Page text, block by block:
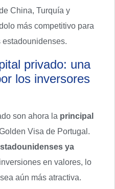
China, Turquía y
más competitivo para
estadounidenses.
privado: una
los inversores
son ahora la principal
Visa de Portugal.
ya
en valores, lo
aún más atractiva.